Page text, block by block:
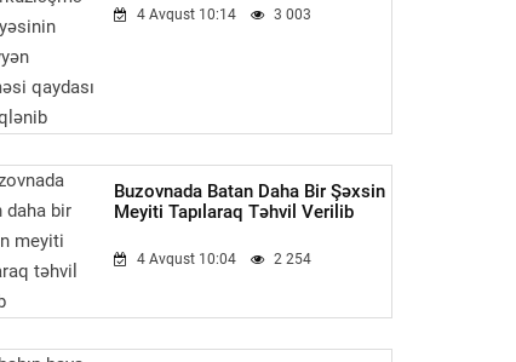
4 Avqust 10:14 3 003
Buzovnada Batan Daha Bir Şəxsin
Meyiti Tapılaraq Təhvil Verilib
4 Avqust 10:04 2 254